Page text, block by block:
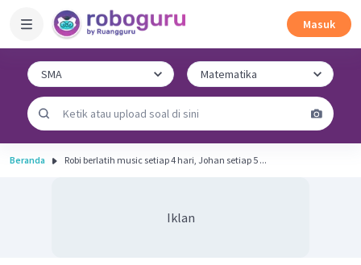
Masuk
Beranda Robi berlatih music setiap 4 hari, Johan setiap 5 ...
Iklan